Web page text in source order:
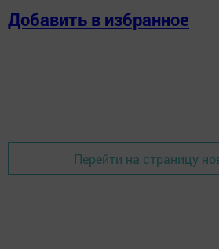
Добавить в избранное
Перейти на страницу